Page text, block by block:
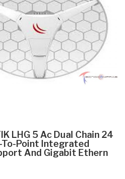
LHG 5 Ac Dual Chain 24
To-Point Integrated
And Gigabit Ethern